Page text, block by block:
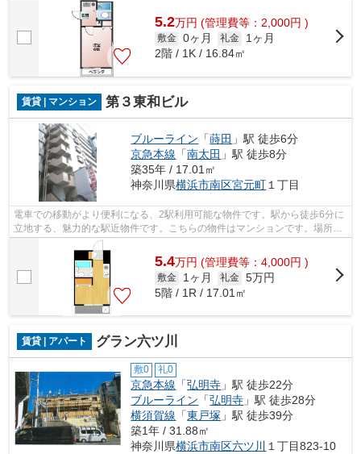
5.2万円 (管理費等：2,000円 )
敷金 0ヶ月 礼金
1ヶ月
2階 / 1K / 16.84㎡
賃貸 | マンション 第３東和ビル
ブルーライン 「蒔田 」駅 徒歩6分
京急本線 「南太田 」駅 徒歩8分
築35年 / 17.01㎡
神奈川県横浜市南区宮元町１丁目
電車での移動がより便利になる、2駅利用可能な物件です。駅から徒歩6分に
立地する、魅力的な駅近物件です。こちらの物件はマンションです。場所が
平坦なのは、ランニングをする上で抑...
5.4万円 (管理費等：4,000円 )
敷金 1ヶ月 礼金 5万円
5階 / 1R / 17.01㎡
賃貸 | アパート グラン六ツ川
敷0 礼0
京急本線 「弘明寺 」駅 徒歩22分
ブルーライン 「弘明寺 」駅 徒歩28分
横須賀線 「東戸塚 」駅 徒歩39分
築1年 / 31.88㎡
神奈川県横浜市南区六ツ川 １丁目823-10